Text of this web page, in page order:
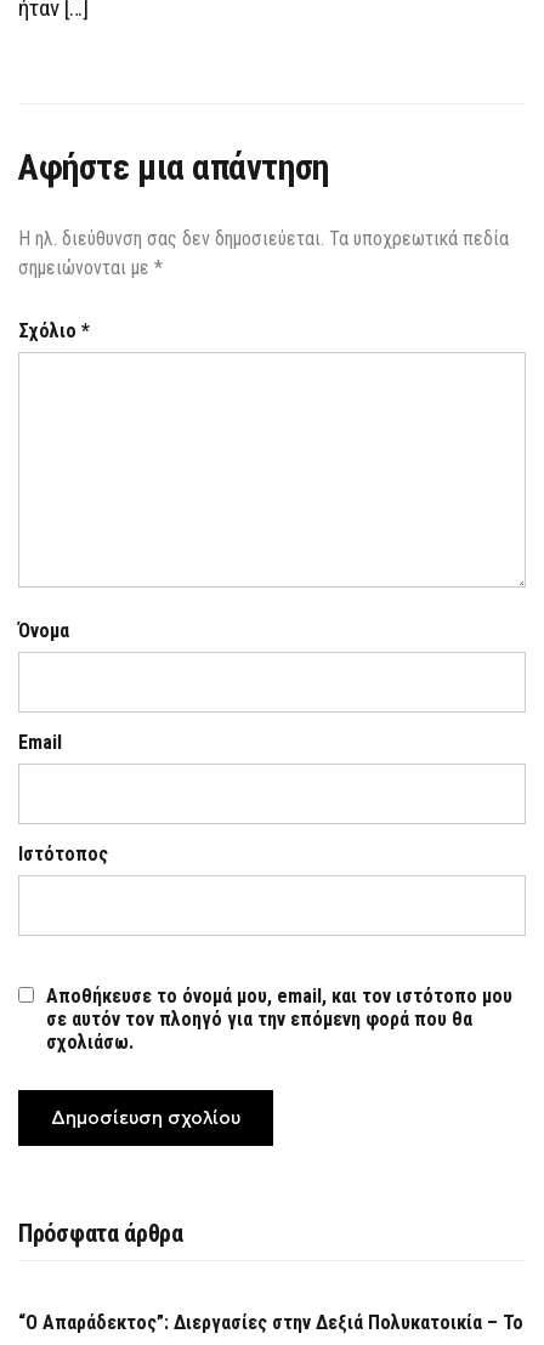
ήταν […]
Αφήστε μια απάντηση
Η ηλ. διεύθυνση σας δεν δημοσιεύεται. Τα υποχρεωτικά πεδία
σημειώνονται με *
Σχόλιο *
Όνομα
Email
Ιστότοπος
Αποθήκευσε το όνομά μου, email, και τον ιστότοπο μου
σε αυτόν τον πλοηγό για την επόμενη φορά που θα
σχολιάσω.
Πρόσφατα άρθρα
“Ο Απαράδεκτος”: Διεργασίες στην Δεξιά Πολυκατοικία – Το